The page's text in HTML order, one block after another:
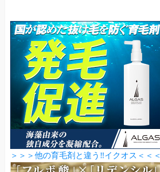
＞＞＞他の育毛剤と違う‼イクオス＜＜＜